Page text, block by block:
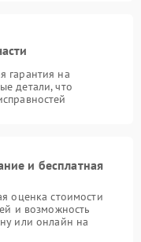
гарантия на
детали, что
и бесплатная
оценка стоимости
и возможность
или онлайн на